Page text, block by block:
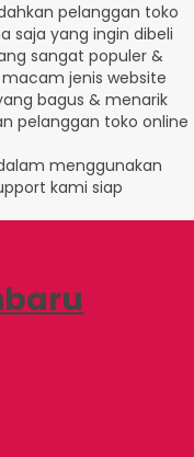
pelanggan toko
saja yang ingin dibeli
sangat populer &
jenis website
bagus & menarik
pelanggan toko online
menggunakan
kami siap